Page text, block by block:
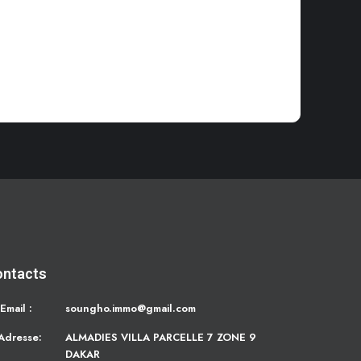
Email :
soungho.immo@gmail.com
ALMADIES VILLA PARCELLE 7 ZONE 9
DAKAR